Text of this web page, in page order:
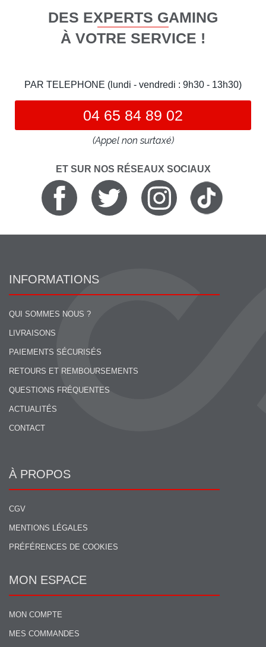
DES EXPERTS GAMING
À VOTRE SERVICE !
PAR TELEPHONE (lundi - vendredi : 9h30 - 13h30)
04 65 84 89 02
(Appel non surtaxé)
ET SUR NOS RÉSEAUX SOCIAUX
INFORMATIONS
QUI SOMMES NOUS ?
LIVRAISONS
PAIEMENTS SÉCURISÉS
RETOURS ET REMBOURSEMENTS
QUESTIONS FRÉQUENTES
ACTUALITÉS
CONTACT
À PROPOS
CGV
MENTIONS LÉGALES
PRÉFÉRENCES DE COOKIES
MON ESPACE
MON COMPTE
MES COMMANDES